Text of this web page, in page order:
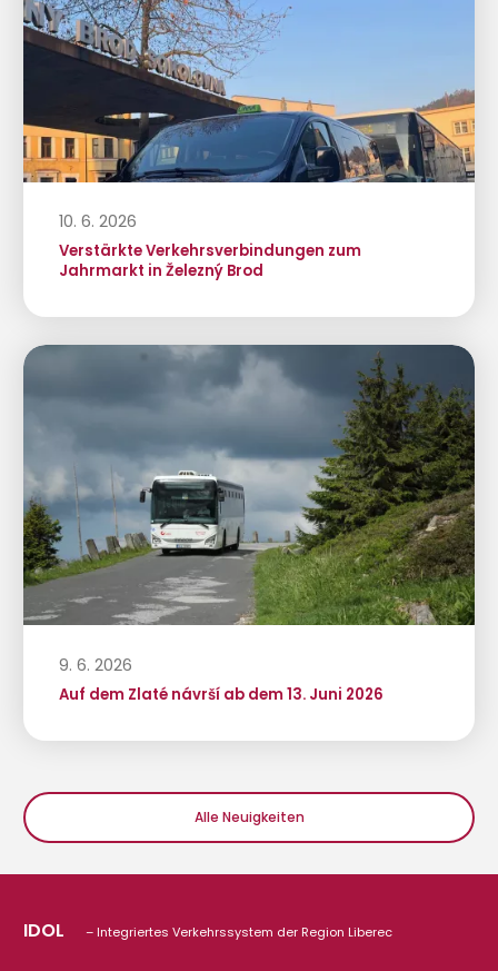
10. 6. 2026
Verstärkte Verkehrsverbindungen zum
Jahrmarkt in Železný Brod
9. 6. 2026
Auf dem Zlaté návrší ab dem 13. Juni 2026
Alle Neuigkeiten
IDOL – Integriertes Verkehrssystem der Region Liberec